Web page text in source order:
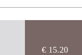
€ 15.20